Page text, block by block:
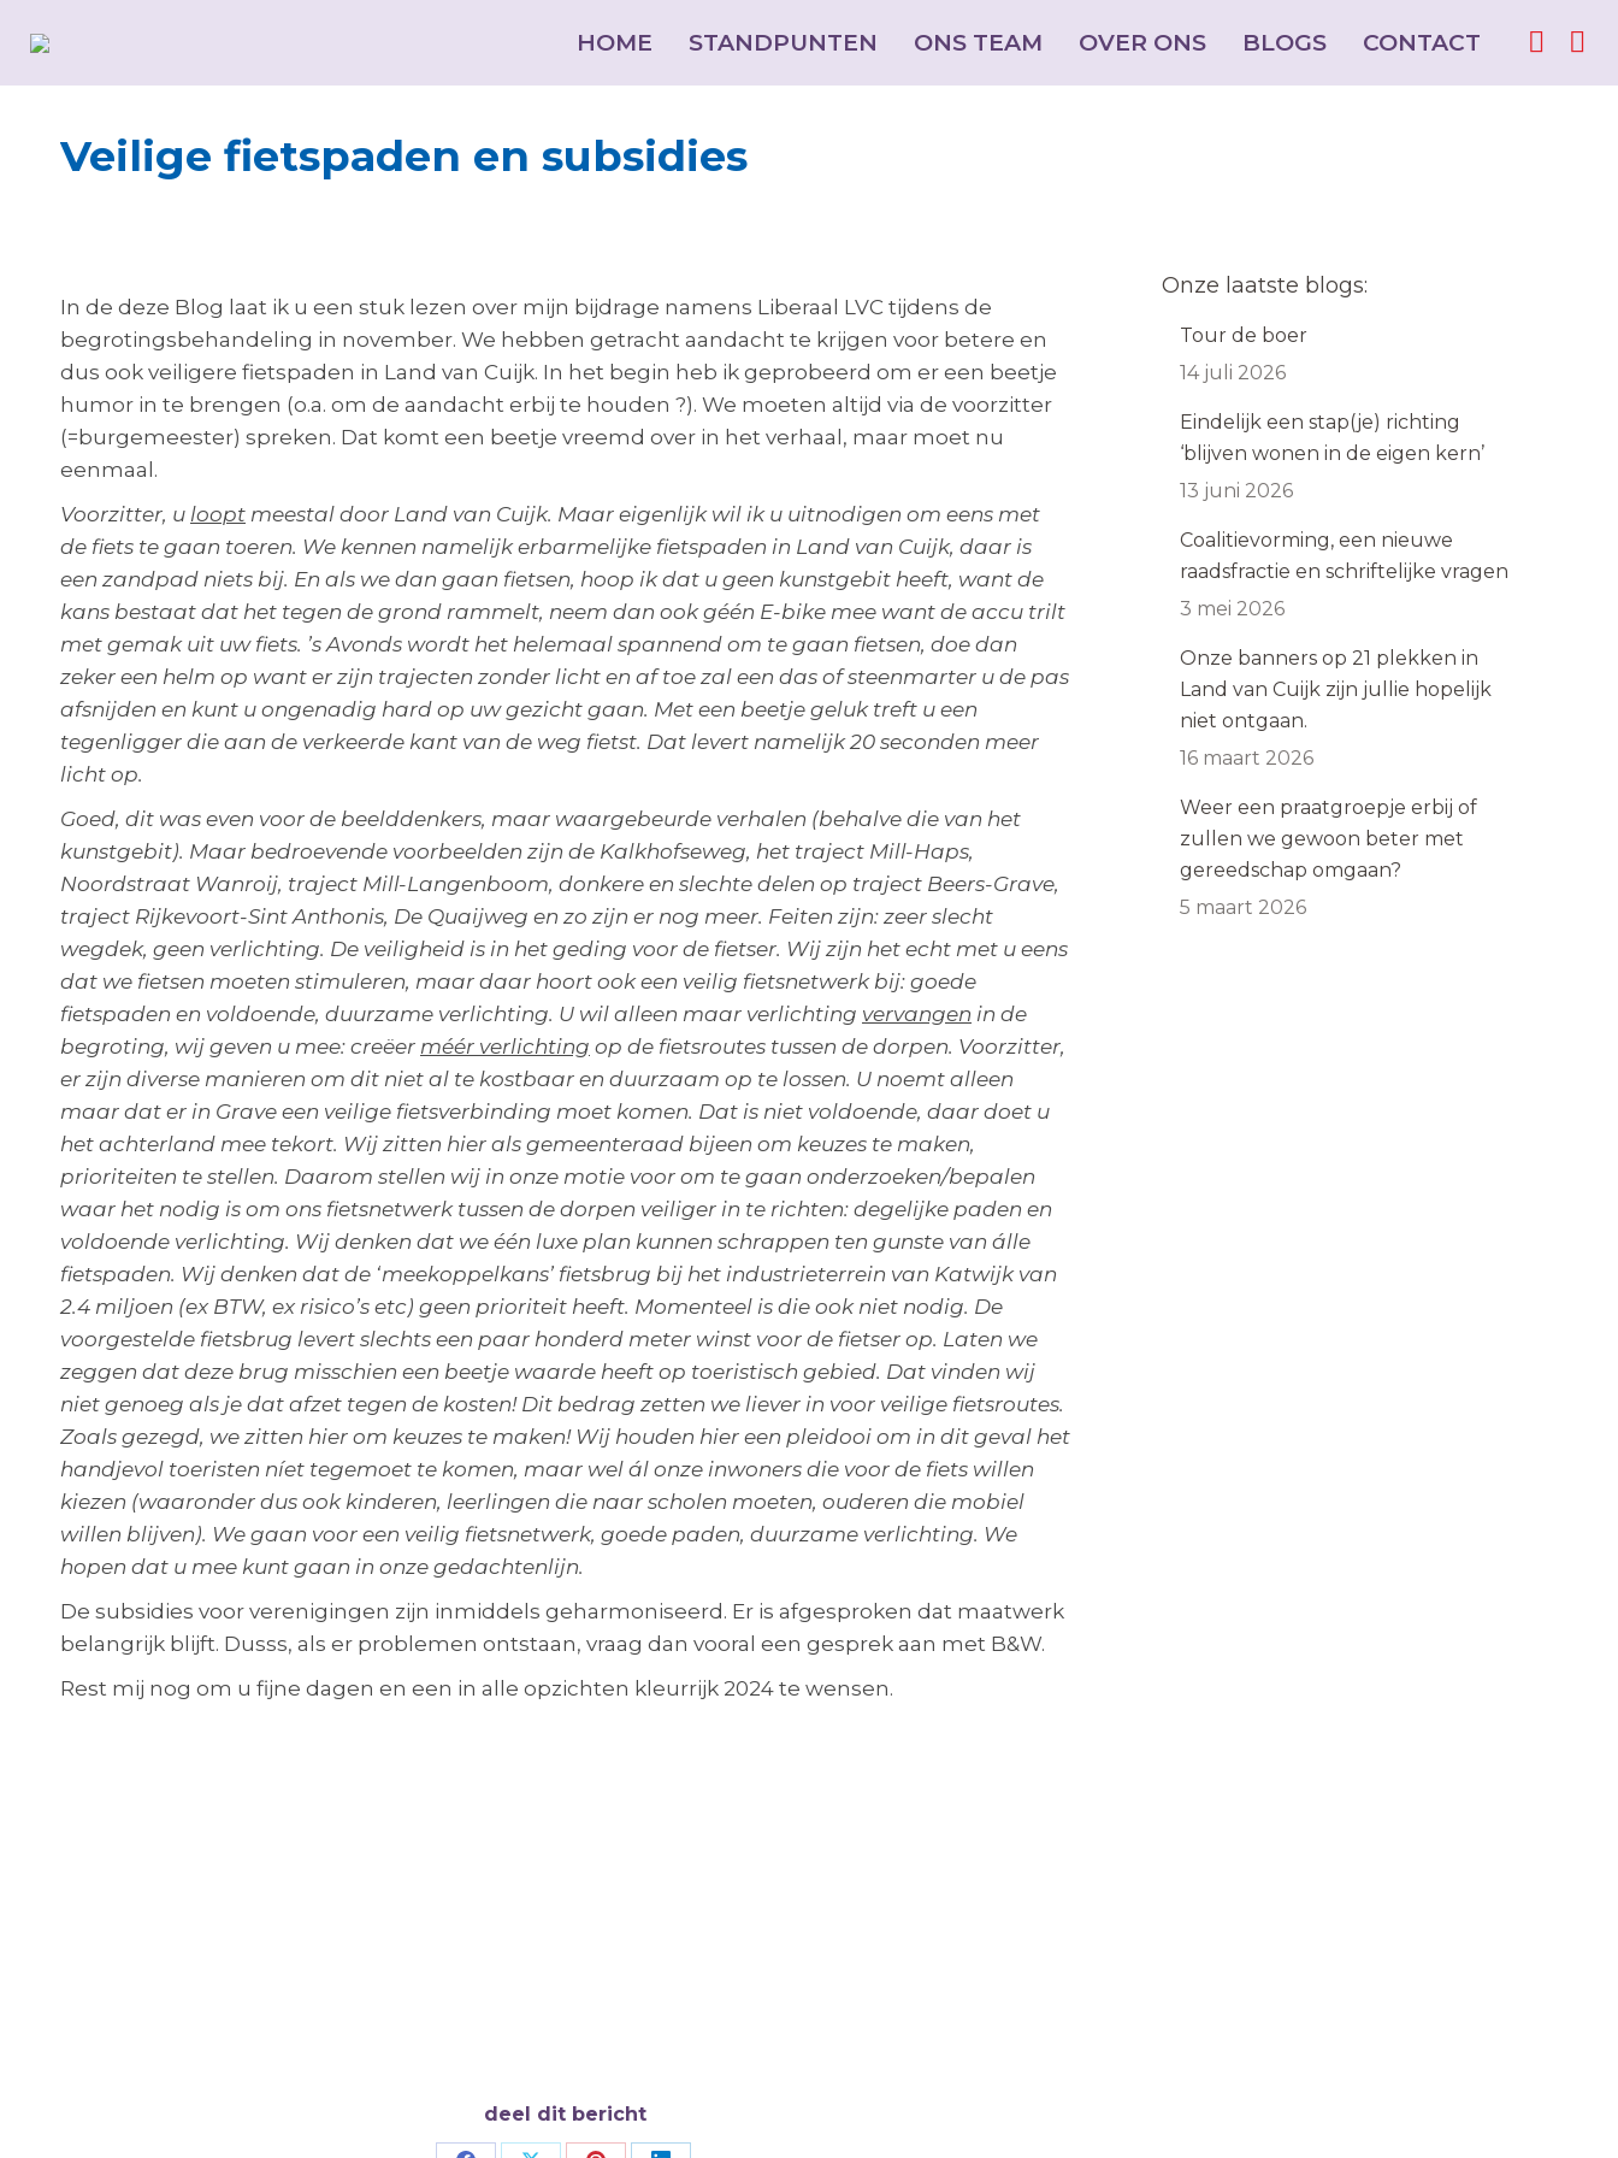
HOME STANDPUNTEN ONS TEAM OVER ONS BLOGS CONTACT
page
Veilige fietspaden en subsidies
2023
In de deze Blog laat ik u een stuk lezen over mijn bijdrage namens Liberaal LVC tijdens de
begrotingsbehandeling in november. We hebben getracht aandacht te krijgen voor betere en
dus ook veiligere fietspaden in Land van Cuijk. In het begin heb ik geprobeerd om er een beetje
humor in te brengen (o.a. om de aandacht erbij te houden ?). We moeten altijd via de voorzitter
(=burgemeester) spreken. Dat komt een beetje vreemd over in het verhaal, maar moet nu
eenmaal.
Voorzitter, u loopt meestal door Land van Cuijk. Maar eigenlijk wil ik u uitnodigen om eens met
de fiets te gaan toeren. We kennen namelijk erbarmelijke fietspaden in Land van Cuijk, daar is
een zandpad niets bij. En als we dan gaan fietsen, hoop ik dat u geen kunstgebit heeft, want de
kans bestaat dat het tegen de grond rammelt, neem dan ook géén E-bike mee want de accu trilt
met gemak uit uw fiets. ’s Avonds wordt het helemaal spannend om te gaan fietsen, doe dan
zeker een helm op want er zijn trajecten zonder licht en af toe zal een das of steenmarter u de pas
afsnijden en kunt u ongenadig hard op uw gezicht gaan. Met een beetje geluk treft u een
tegenligger die aan de verkeerde kant van de weg fietst. Dat levert namelijk 20 seconden meer
licht op.
Goed, dit was even voor de beelddenkers, maar waargebeurde verhalen (behalve die van het
kunstgebit). Maar bedroevende voorbeelden zijn de Kalkhofseweg, het traject Mill-Haps,
Noordstraat Wanroij, traject Mill-Langenboom, donkere en slechte delen op traject Beers-Grave,
traject Rijkevoort-Sint Anthonis, De Quaijweg en zo zijn er nog meer. Feiten zijn: zeer slecht
wegdek, geen verlichting. De veiligheid is in het geding voor de fietser. Wij zijn het echt met u eens
dat we fietsen moeten stimuleren, maar daar hoort ook een veilig fietsnetwerk bij: goede
fietspaden en voldoende, duurzame verlichting. U wil alleen maar verlichting vervangen in de
begroting, wij geven u mee: creëer méér verlichting op de fietsroutes tussen de dorpen. Voorzitter,
er zijn diverse manieren om dit niet al te kostbaar en duurzaam op te lossen. U noemt alleen
maar dat er in Grave een veilige fietsverbinding moet komen. Dat is niet voldoende, daar doet u
het achterland mee tekort. Wij zitten hier als gemeenteraad bijeen om keuzes te maken,
prioriteiten te stellen. Daarom stellen wij in onze motie voor om te gaan onderzoeken/bepalen
waar het nodig is om ons fietsnetwerk tussen de dorpen veiliger in te richten: degelijke paden en
voldoende verlichting. Wij denken dat we één luxe plan kunnen schrappen ten gunste van álle
fietspaden. Wij denken dat de ‘meekoppelkans’ fietsbrug bij het industrieterrein van Katwijk van
2.4 miljoen (ex BTW, ex risico’s etc) geen prioriteit heeft. Momenteel is die ook niet nodig. De
voorgestelde fietsbrug levert slechts een paar honderd meter winst voor de fietser op. Laten we
zeggen dat deze brug misschien een beetje waarde heeft op toeristisch gebied. Dat vinden wij
niet genoeg als je dat afzet tegen de kosten! Dit bedrag zetten we liever in voor veilige fietsroutes.
Zoals gezegd, we zitten hier om keuzes te maken! Wij houden hier een pleidooi om in dit geval het
handjevol toeristen níet tegemoet te komen, maar wel ál onze inwoners die voor de fiets willen
kiezen (waaronder dus ook kinderen, leerlingen die naar scholen moeten, ouderen die mobiel
willen blijven). We gaan voor een veilig fietsnetwerk, goede paden, duurzame verlichting. We
hopen dat u mee kunt gaan in onze gedachtenlijn.
De subsidies voor verenigingen zijn inmiddels geharmoniseerd. Er is afgesproken dat maatwerk
belangrijk blijft. Dusss, als er problemen ontstaan, vraag dan vooral een gesprek aan met B&W.
Rest mij nog om u fijne dagen en een in alle opzichten kleurrijk 2024 te wensen.
deel dit bericht
Onze laatste blogs:
Tour de boer
14 juli 2026
Eindelijk een stap(je) richting
‘blijven wonen in de eigen kern’
13 juni 2026
Coalitievorming, een nieuwe
raadsfractie en schriftelijke vragen
3 mei 2026
Onze banners op 21 plekken in
Land van Cuijk zijn jullie hopelijk
niet ontgaan.
16 maart 2026
Weer een praatgroepje erbij of
zullen we gewoon beter met
gereedschap omgaan?
5 maart 2026
HOME STANDPUNTEN ONS TEAM OVER ONS BLOGS CONTACT
page